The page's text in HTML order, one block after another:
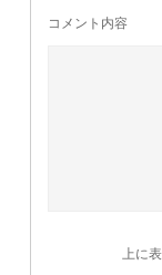
コメント内容
上に